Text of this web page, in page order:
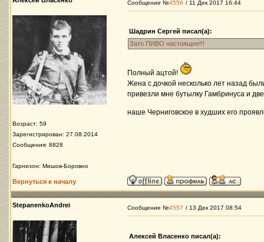
Возраст: 59
Зарегистрирован: 27.08.2014
Сообщения: 8828
Гарнизон: Мишов-Боровно
Сообщение №4556 / 11 Дек 2017 16:44
Шадрин Сергей писал(а):
Зато ПИВО настоящее!!!
Полный ацтой!
Жена с дочкой несколько лет назад
привезли мне бутылку Гамбринуса и
наше Черниговское в худших его
Вернуться к началу
StepanenkoAndrei Сообщение №4557 / 13 Дек 2017 08:54
Алексей Власенко писал(а):